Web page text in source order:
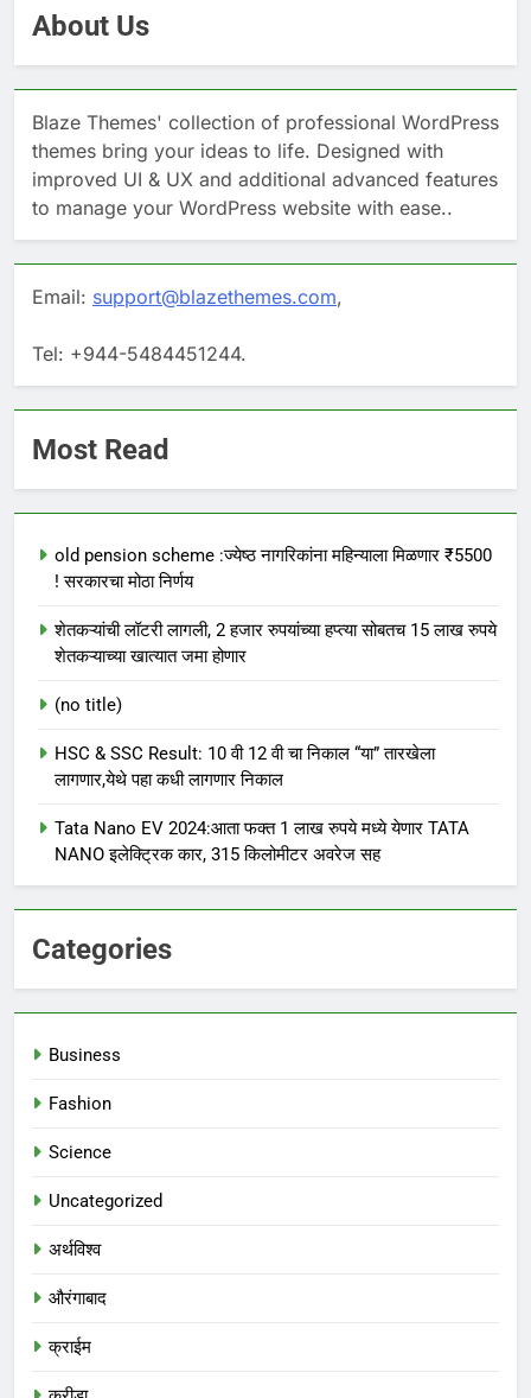
About Us
Blaze Themes' collection of professional WordPress
themes bring your ideas to life. Designed with
improved UI & UX and additional advanced features
to manage your WordPress website with ease..
Email: support@blazethemes.com,
Tel: +944-5484451244.
Most Read
old pension scheme :ज्येष्ठ नागरिकांना महिन्याला मिळणार ₹5500
! सरकारचा मोठा निर्णय
शेतकऱ्यांची लॉटरी लागली, 2 हजार रुपयांच्या हप्त्या सोबतच 15 लाख रुपये
शेतकऱ्याच्या खात्यात जमा होणार
(no title)
HSC & SSC Result: 10 वी 12 वी चा निकाल “या” तारखेला
लागणार,येथे पहा कधी लागणार निकाल
Tata Nano EV 2024:आता फक्त 1 लाख रुपये मध्ये येणार TATA
NANO इलेक्ट्रिक कार, 315 किलोमीटर अवरेज सह
Categories
Business
Fashion
Science
Uncategorized
अर्थविश्व
औरंगाबाद
क्राईम